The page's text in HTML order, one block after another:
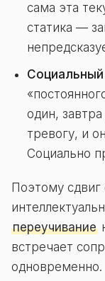
сама эта
статика —
Социальный
один,
тревогу, и
Социально
Поэтому
переучивание
встречает
одновременно.